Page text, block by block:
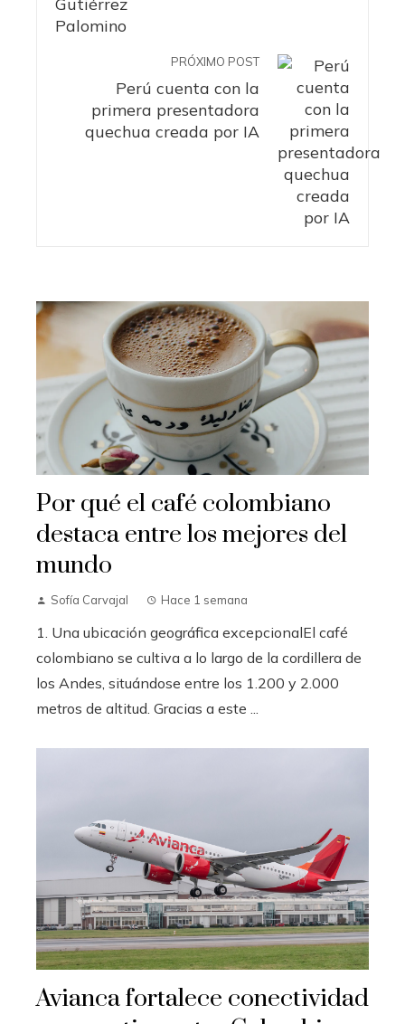
PRÓXIMO POST
Perú cuenta con la
primera presentadora
quechua creada por IA
Por qué el café colombiano
destaca entre los mejores del
mundo
Sofía Carvajal Hace 1 semana
1. Una ubicación geográfica excepcionalEl café
colombiano se cultiva a lo largo de la cordillera de
los Andes, situándose entre los 1.200 y 2.000
metros de altitud. Gracias a este ...
Avianca fortalece conectividad